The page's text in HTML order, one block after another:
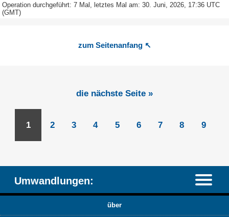
Operation durchgeführt: 7 Mal, letztes Mal am: 30. Juni, 2026, 17:36 UTC
(GMT)
zum Seitenanfang ↖
die nächste Seite »
1 2 3 4 5 6 7 8 9
Umwandlungen:
über